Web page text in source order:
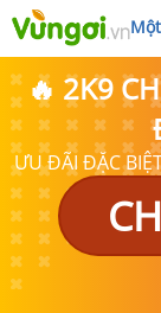
🔥 2K9
ƯU ĐÃI ĐẶC